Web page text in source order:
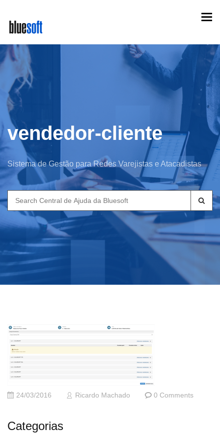
main
content
vendedor-cliente
Sistema de Gestão para Redes Varejistas e Atacadistas
Search
for:
24/03/2016 Ricardo Machado 0 Comments
Categorias